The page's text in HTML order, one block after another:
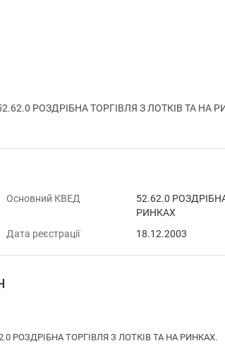
РОЗДРІБНА ТОРГІВЛЯ З ЛОТКІВ ТА НА
Основний КВЕД
52.62.0
РИНКАХ
Дата реєстрації 18.12.2003
РОЗДРІБНА ТОРГІВЛЯ З ЛОТКІВ ТА НА РИНКАХ.